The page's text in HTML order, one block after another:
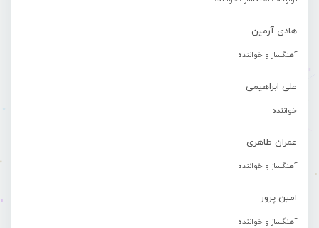
هادی آرمین
آهنگساز و خواننده
علی ابراهیمی
خواننده
عمران طاهری
آهنگساز و خواننده
امین پرور
آهنگساز و خواننده